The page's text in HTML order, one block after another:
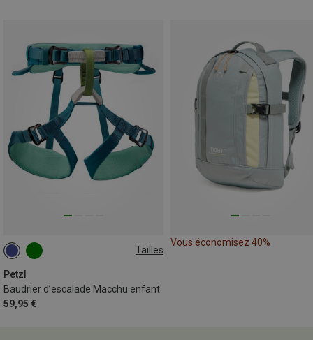
Tailles
Petzl
Baudrier d’escalade Macchu enfant
59,95 €
54-65CM
Vous économisez 40%